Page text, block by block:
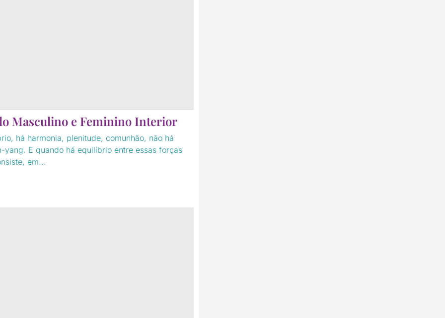
Masculino e Feminino Interior
há harmonia, plenitude, comunhão, não há
E quando há equilíbrio entre essas forças
em...